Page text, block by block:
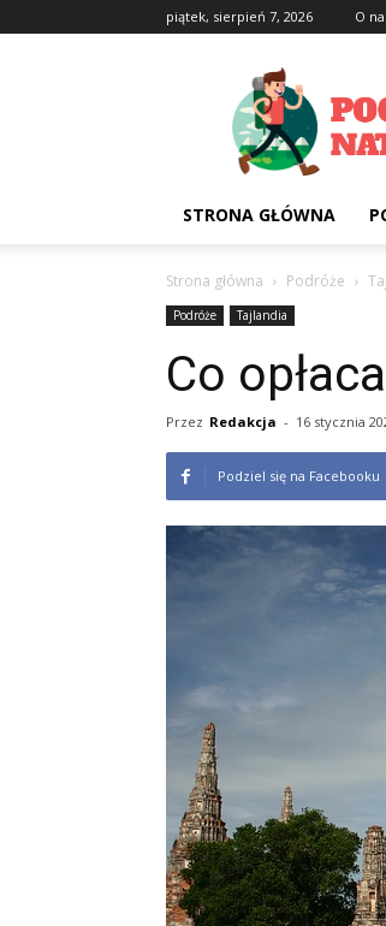
piątek, sierpień 7, 2026 O
Poczujnature.pl
STRONA GŁÓWNA
Strona główna Podróże
Podróże Tajlandia
Co
Przez Redakcja - 16 stycznia
Podziel się na Facebooku